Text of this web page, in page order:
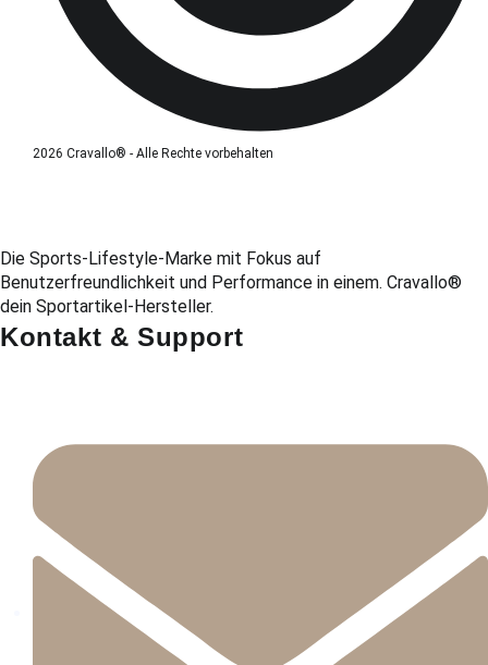
2026 Cravallo® - Alle Rechte vorbehalten
Die Sports-Lifestyle-Marke mit Fokus auf
Benutzerfreundlichkeit und Performance in einem. Cravallo®
dein Sportartikel-Hersteller.
Kontakt & Support